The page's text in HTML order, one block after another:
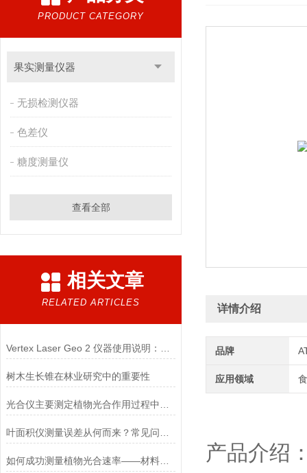
PRODUCT CATEGORY
果实测量仪器
无损检测仪器
色差仪
糖度测量仪
查看全部
相关文章
RELATED ARTICLES
树木生长锥在林业研究中的重要性
如何成功测量植物光合速率——材料与环境因素的重要性
详情介绍
品牌
应用领域
产品介绍